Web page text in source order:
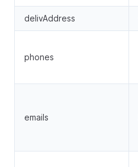
delivAddress
phones
emails